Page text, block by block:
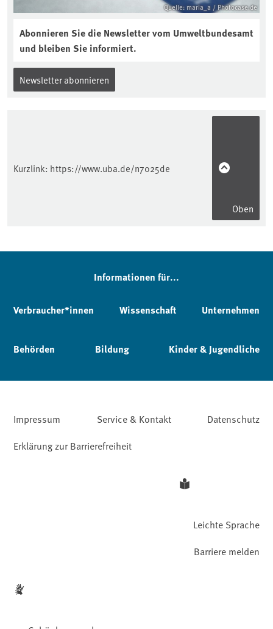
Quelle: maria_a / Photocase.de
Abonnieren Sie die Newsletter vom Umweltbundesamt
und bleiben Sie informiert.
Newsletter abonnieren
Kurzlink: https://www.uba.de/n7025de
Oben
Informationen für...
Verbraucher*innen Wissenschaft Unternehmen
Behörden Bildung Kinder & Jugendliche
Impressum Service & Kontakt
Datenschutz
Erklärung zur Barrierefreiheit
Leichte Sprache
Barriere melden